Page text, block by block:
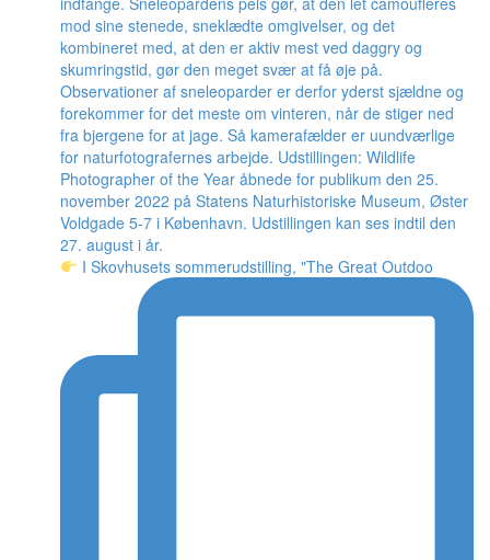
I Skovhusets sommerudstilling, "The Great Outdoo